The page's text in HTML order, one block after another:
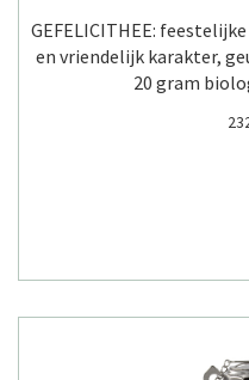
GEFELICITHEE:
en vriendelijk karakter,
20 gram